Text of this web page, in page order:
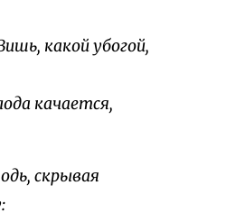
какой убогой,
качается,
скрывая